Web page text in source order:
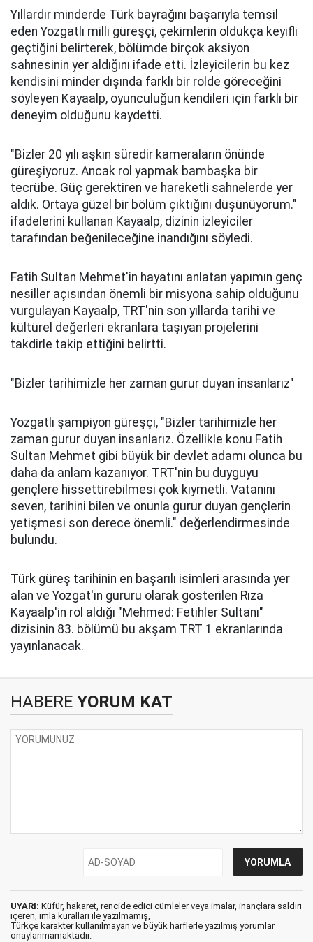
Yıllardır minderde Türk bayrağını başarıyla temsil
eden Yozgatlı milli güreşçi, çekimlerin oldukça keyifli
geçtiğini belirterek, bölümde birçok aksiyon
sahnesinin yer aldığını ifade etti. İzleyicilerin bu kez
kendisini minder dışında farklı bir rolde göreceğini
söyleyen Kayaalp, oyunculuğun kendileri için farklı bir
deneyim olduğunu kaydetti.
"Bizler 20 yılı aşkın süredir kameraların önünde
güreşiyoruz. Ancak rol yapmak bambaşka bir
tecrübe. Güç gerektiren ve hareketli sahnelerde yer
aldık. Ortaya güzel bir bölüm çıktığını düşünüyorum."
ifadelerini kullanan Kayaalp, dizinin izleyiciler
tarafından beğenileceğine inandığını söyledi.
Fatih Sultan Mehmet'in hayatını anlatan yapımın genç
nesiller açısından önemli bir misyona sahip olduğunu
vurgulayan Kayaalp, TRT'nin son yıllarda tarihi ve
kültürel değerleri ekranlara taşıyan projelerini
takdirle takip ettiğini belirtti.
"Bizler tarihimizle her zaman gurur duyan insanlarız"
Yozgatlı şampiyon güreşçi, "Bizler tarihimizle her
zaman gurur duyan insanlarız. Özellikle konu Fatih
Sultan Mehmet gibi büyük bir devlet adamı olunca bu
daha da anlam kazanıyor. TRT'nin bu duyguyu
gençlere hissettirebilmesi çok kıymetli. Vatanını
seven, tarihini bilen ve onunla gurur duyan gençlerin
yetişmesi son derece önemli." değerlendirmesinde
bulundu.
Türk güreş tarihinin en başarılı isimleri arasında yer
alan ve Yozgat'ın gururu olarak gösterilen Rıza
Kayaalp'in rol aldığı "Mehmed: Fetihler Sultanı"
dizisinin 83. bölümü bu akşam TRT 1 ekranlarında
yayınlanacak.
HABERE YORUM KAT
UYARI: Küfür, hakaret, rencide edici cümleler veya imalar, inançlara saldırı
içeren, imla kuralları ile yazılmamış,
Türkçe karakter kullanılmayan ve büyük harflerle yazılmış yorumlar
onaylanmamaktadır.